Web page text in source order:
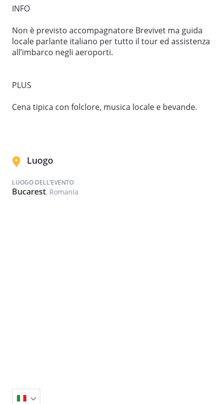
libero fino al trasferimento in aeroporto per il
INFO
Non è previsto accompagnatore Brevivet ma guida
locale parlante italiano per tutto il tour ed assistenza
all’imbarco negli aeroporti.
PLUS
Cena tipica con folclore, musica locale e bevande.
Luogo
LUOGO DELL’EVENTO
Bucarest, Romania